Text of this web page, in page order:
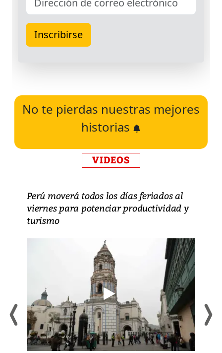
No te pierdas nuestras mejores
historias
VIDEOS
Perú moverá todos los días feriados al
viernes para potenciar productividad y
turismo